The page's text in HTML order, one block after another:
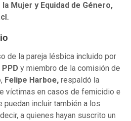
Mujer y Equidad de Género,
de la pareja lésbica incluido por
y miembro de la comisión de
Felipe Harboe, respaldó la
víctimas en casos de femicidio e
puedan incluir también a los
a quienes hayan suscrito un